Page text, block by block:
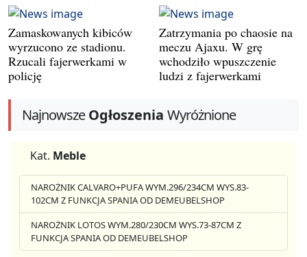
Zamaskowanych kibiców
wyrzucono ze stadionu.
Rzucali fajerwerkami w
policję
Zatrzymania po chaosie na
meczu Ajaxu. W grę
wchodziło wpuszczenie
ludzi z fajerwerkami
NajnowszeOgłoszenia Wyróżnione
Kat. Meble
NAROŻNIK CALVARO+PUFA WYM.296/234CM WYS.83-
102CM Z FUNKCJA SPANIA OD DEMEUBELSHOP
NAROŻNIK LOTOS WYM.280/230CM WYS.73-87CM Z
FUNKCJA SPANIA OD DEMEUBELSHOP